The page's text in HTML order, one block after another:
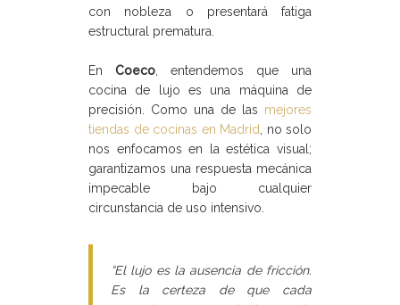
con nobleza o presentará fatiga
estructural prematura.
En Coeco , entendemos que una
cocina de lujo es una máquina de
precisión. Como una de las mejores
tiendas de cocinas en Madrid
, no solo
nos enfocamos en la estética visual;
garantizamos una respuesta mecánica
impecable bajo cualquier
circunstancia de uso intensivo.
“El lujo es la ausencia de fricción.
Es la certeza de que cada